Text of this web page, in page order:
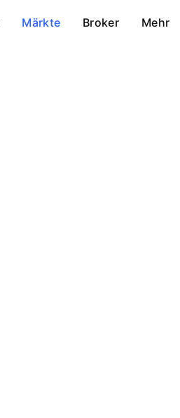
Märkte Broker Mehr